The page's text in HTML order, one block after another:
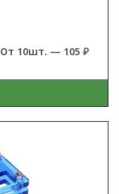
От 10шт. — 105 ₽